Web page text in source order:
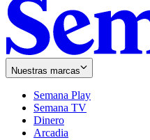
Nuestras marcas
Semana Play
Semana TV
Dinero
Arcadia